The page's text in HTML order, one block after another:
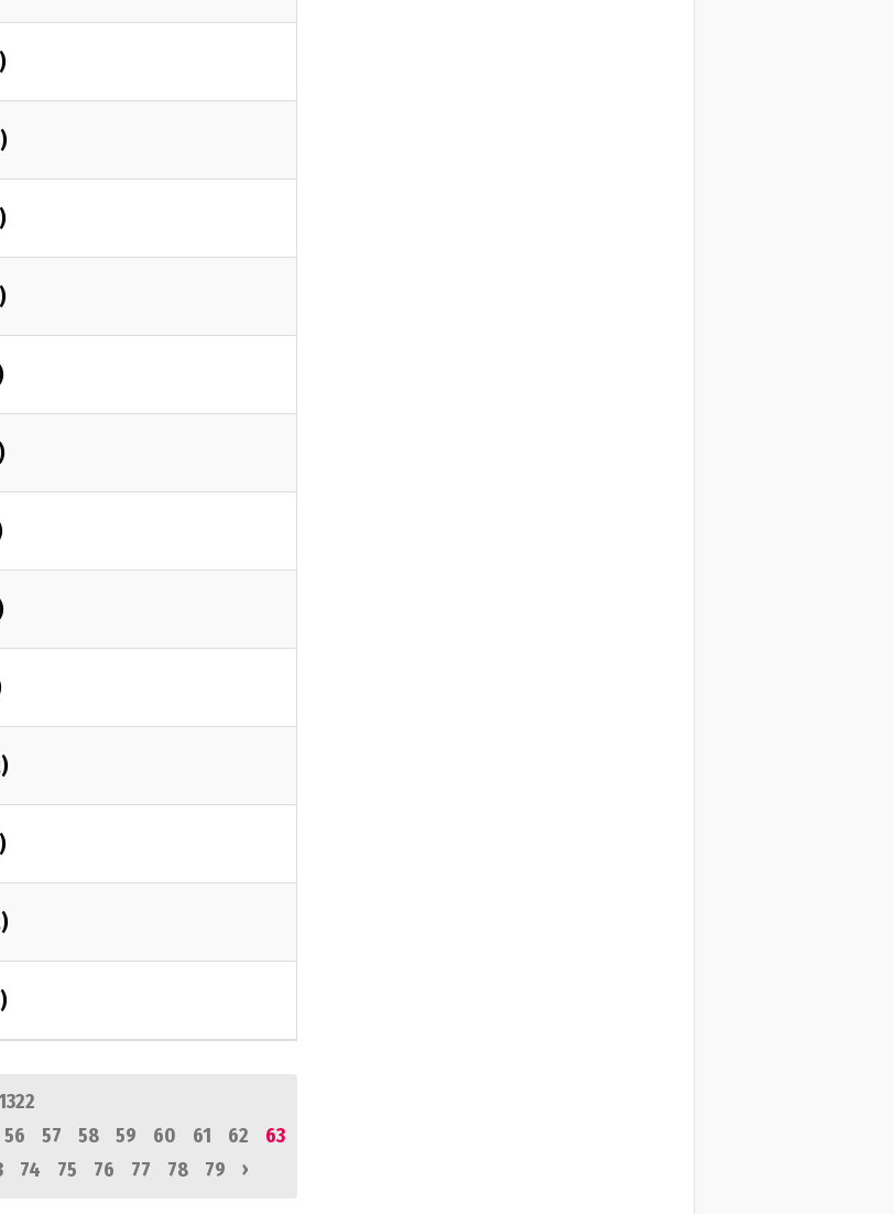
56 57 58 59 60 61 62
63
74 75 76 77 78 79 ›